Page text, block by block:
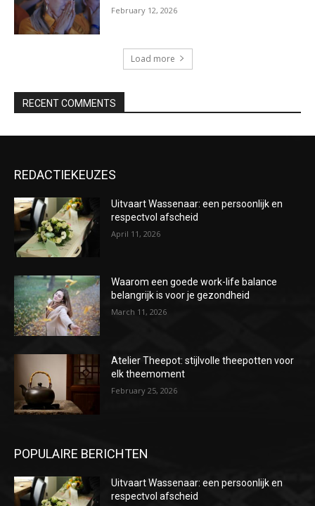
February 12, 2026
Load more
RECENT COMMENTS
REDACTIEKEUZES
Uitvaart Wassenaar: een persoonlijk en
respectvol afscheid
April 11, 2026
Waarom een goede work-life balance
belangrijk is voor je gezondheid
March 11, 2026
Atelier Theepot: stijlvolle theepotten voor
elk theemoment
February 25, 2026
POPULAIRE BERICHTEN
Uitvaart Wassenaar: een persoonlijk en
respectvol afscheid